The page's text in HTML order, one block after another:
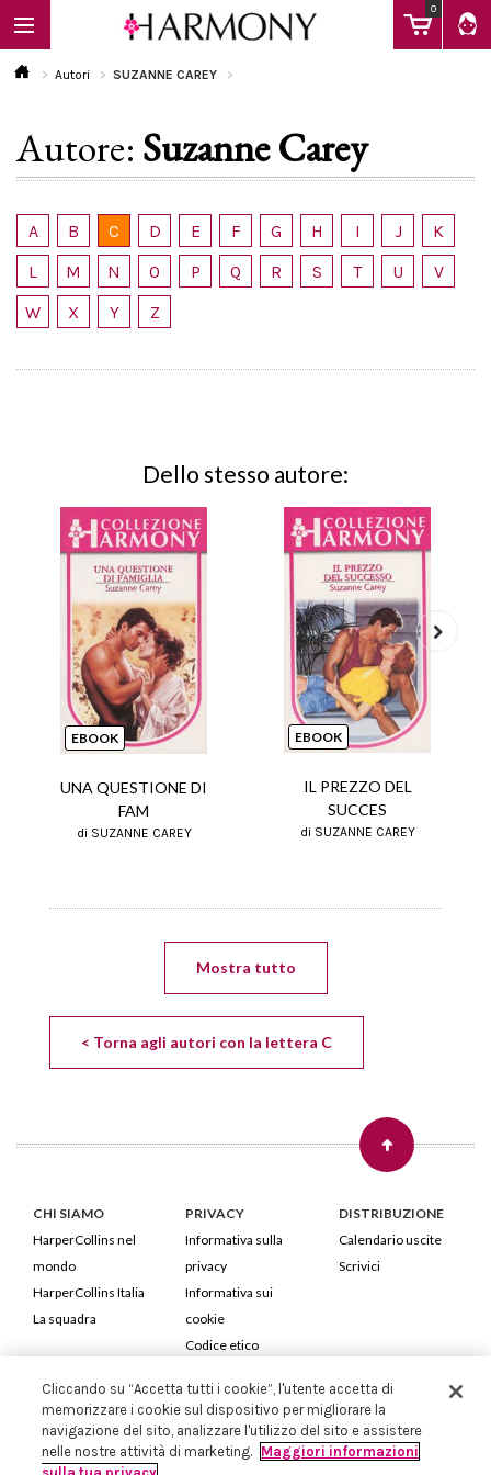
0
EBOOK
LIBRI
Calendario
Autori SUZANNE CAREY
Autore: Suzanne Carey
A B C D E F G H I J
K
L
M N O P Q R S T U
V
W
X Y Z
Dello stesso autore:
EBOOK
UNA QUESTIONE DI
FAM
di SUZANNE CAREY
EBOOK
IL PREZZO DEL
SUCCES
di SUZANNE CAREY
Mostra tutto
< Torna agli autori con la lettera C
CHI SIAMO
HarperCollins nel
mondo
HarperCollins Italia
La squadra
PRIVACY
Informativa sulla
privacy
Informativa sui
cookie
Codice etico
DISTRIBUZIONE
Calendario uscite
Scrivici
HarperCollins Italia S.p.A. Viale Monte Nero, 84 - 20135 Milano
Cod. Fiscale e P.IVA 05946780151 - Capitale Sociale 258.250 €
Iscritta in Milano al Registro delle imprese nr.198004 e REA nr.1051898
Cliccando su “Accetta tutti i cookie”, l'utente accetta di
memorizzare i cookie sul dispositivo per migliorare la
navigazione del sito, analizzare l'utilizzo del sito e assistere
nelle nostre attività di marketing. Maggiori informazioni